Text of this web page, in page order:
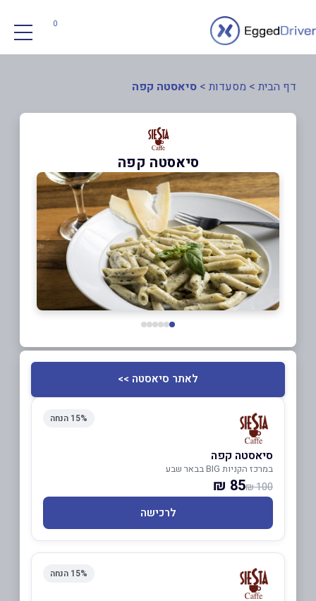
0
דף הבית > מסעדות > סיאסטה קפה
סיאסטה קפה
לאתר סיאסטה >>
15% הנחה
סיאסטה קפה
במרכז הקניות BIG בבאר שבע
100 ₪
85 ₪
לרכישה
15% הנחה